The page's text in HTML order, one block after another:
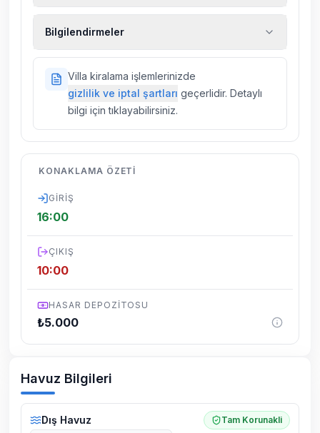
sigortaları fiyatlara dahil değildir.
Bilgilendirmeler
villalarımızda düzenli olarak ilaçlama
yapılmaktadır. Buna rağmen çevrede
kelebek, böcek, sinek vs. bulunma ihtimali
dönemsel olarak altyapı çalışmaları
yapılabilmektedir. Bu çalışma nedeniyle yol
Villa kiralama işlemlerinizde
gizlilik ve iptal şartları geçerlidir. Detaylı
bilgi için tıklayabilirsiniz.
KONAKLAMA ÖZETI
GIRIŞ
16:00
ÇIKIŞ
10:00
HASAR DEPOZITOSU
₺5.000
Havuz Bilgileri
Dış Havuz
Tam Korunakli